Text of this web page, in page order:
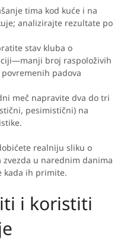
tima kod kuće i na
analizirajte rezultate po
stav kluba o
broj raspoloživih
padova
meč napravite dva do tri
pesimistični) na
realniju sliku o
zvezda u narednim danima
kada ih primite.
i koristiti